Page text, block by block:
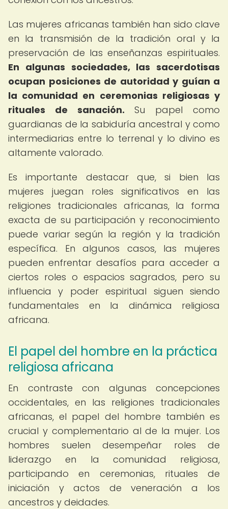
Las mujeres africanas también han sido clave
en la transmisión de la tradición oral y la
preservación de las enseñanzas espirituales.
En algunas sociedades, las sacerdotisas
ocupan posiciones de autoridad y guían a
la comunidad en ceremonias religiosas y
rituales de sanación. Su papel como
guardianas de la sabiduría ancestral y como
intermediarias entre lo terrenal y lo divino es
altamente valorado.
Es importante destacar que, si bien las
mujeres juegan roles significativos en las
religiones tradicionales africanas, la forma
exacta de su participación y reconocimiento
puede variar según la región y la tradición
específica. En algunos casos, las mujeres
pueden enfrentar desafíos para acceder a
ciertos roles o espacios sagrados, pero su
influencia y poder espiritual siguen siendo
fundamentales en la dinámica religiosa
africana.
El papel del hombre en la práctica
religiosa africana
En contraste con algunas concepciones
occidentales, en las religiones tradicionales
africanas, el papel del hombre también es
crucial y complementario al de la mujer. Los
hombres suelen desempeñar roles de
liderazgo en la comunidad religiosa,
participando en ceremonias, rituales de
iniciación y actos de veneración a los
ancestros y deidades.